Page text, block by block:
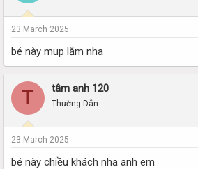
r
t
r
23 March 2025
bé này mup lắm nha
T tâm anh 120
Thường Dân
23 March 2025
bé này chiều khách nha anh em